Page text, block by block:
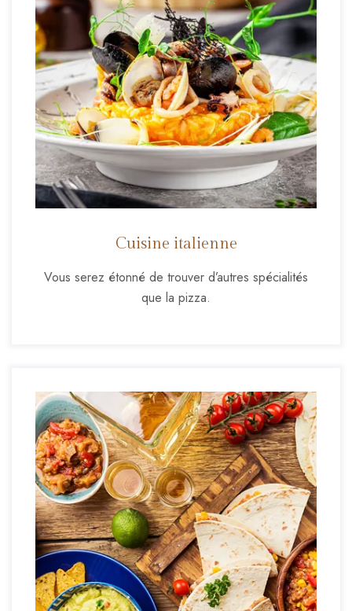
Cuisine italienne
Vous serez étonné de trouver d’autres spécialités
que la pizza.